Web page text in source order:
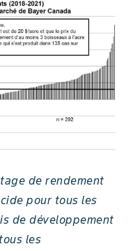
de rendement
pour tous les
de développement
les